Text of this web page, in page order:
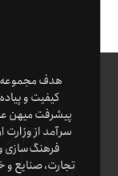
هدف مجموعه
کیفیت و
پیشرفت میهن
سرآمد از وزارت
فرهنگ‌سازی
تجارت، صنایع